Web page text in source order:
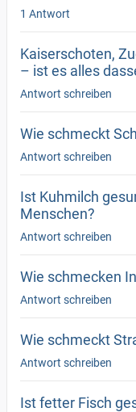
1 Antwort
Kaiserschoten,
– ist es alles
Antwort schreiben
Wie schmeckt
Antwort schreiben
Ist Kuhmilch
Menschen?
Antwort schreiben
Wie schmecken
Antwort schreiben
Wie schmeckt
Antwort schreiben
Ist fetter Fisch